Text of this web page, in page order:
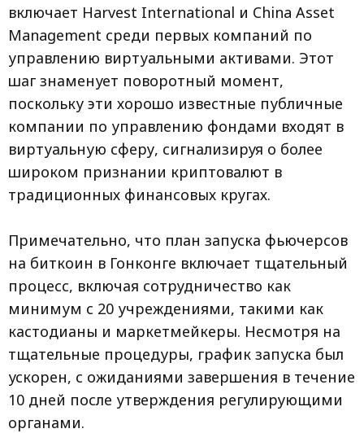
включает Harvest International и China Asset
Management среди первых компаний по
управлению виртуальными активами. Этот
шаг знаменует поворотный момент,
поскольку эти хорошо известные публичные
компании по управлению фондами входят в
виртуальную сферу, сигнализируя о более
широком признании криптовалют в
традиционных финансовых кругах.
Примечательно, что план запуска фьючерсов
на биткоин в Гонконге включает тщательный
процесс, включая сотрудничество как
минимум с 20 учреждениями, такими как
кастодианы и маркетмейкеры. Несмотря на
тщательные процедуры, график запуска был
ускорен, с ожиданиями завершения в течение
10 дней после утверждения регулирующими
органами.